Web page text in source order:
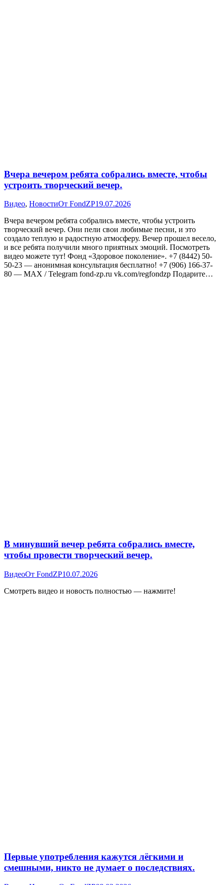
Вчера вечером ребята собрались вместе, чтобы
устроить творческий вечер.
Видео, НовостиОт FondZP19.07.2026
Вчера вечером ребята собрались вместе, чтобы устроить
творческий вечер. Они пели свои любимые песни, и это
создало теплую и радостную атмосферу. Вечер прошел весело,
и все ребята получили много приятных эмоций. Посмотреть
видео можете тут! Фонд «Здоровое поколение». +7 (8442) 50-
50-23 — анонимная консультация бесплатно! +7 (906) 166-37-
80 — MAX / Telegram fond-zp.ru vk.com/regfondzp Подарите…
В минувший вечер ребята собрались вместе,
чтобы провести творческий вечер.
ВидеоОт FondZP10.07.2026
Смотреть видео и новость полностью — нажмите!
Первые употребления кажутся лёгкими и
смешными, никто не думает о последствиях.